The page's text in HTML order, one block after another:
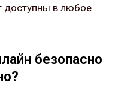
доступны в любое
безопасно